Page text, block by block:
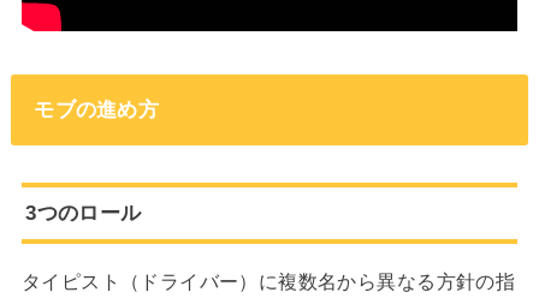
モブの進め方
3つのロール
タイピスト（ドライバー）に複数名から異なる方針の指